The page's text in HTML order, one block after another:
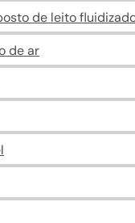
de leito
de ar